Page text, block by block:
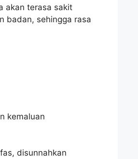
akan terasa sakit
badan, sehingga rasa
kemaluan
disunnahkan